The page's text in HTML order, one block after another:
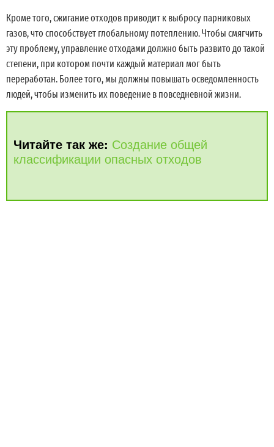
Кроме того, сжигание отходов приводит к выбросу парниковых
газов, что способствует глобальному потеплению. Чтобы смягчить
эту проблему, управление отходами должно быть развито до такой
степени, при котором почти каждый материал мог быть
переработан. Более того, мы должны повышать осведомленность
людей, чтобы изменить их поведение в повседневной жизни.
Читайте так же: Создание общей
классификации опасных отходов